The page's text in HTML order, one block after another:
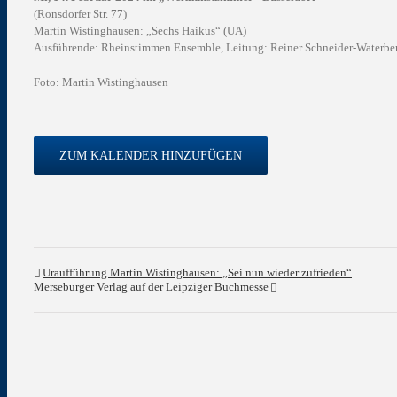
(Ronsdorfer Str. 77)
Martin Wistinghausen: „Sechs Haikus“ (UA)
Ausführende: Rheinstimmen Ensemble, Leitung: Reiner Schneider-
Foto: Martin Wistinghausen
ZUM KALENDER HINZUFÜGEN
Uraufführung Martin Wistinghausen: „Sei nun wieder zufrieden“
Merseburger Verlag auf der Leipziger Buchmesse